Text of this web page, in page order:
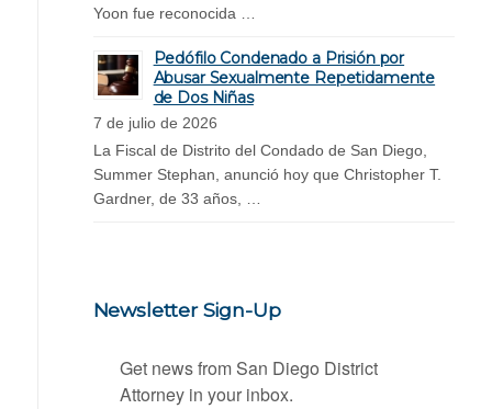
Yoon fue reconocida …
Pedófilo Condenado a Prisión por
Abusar Sexualmente Repetidamente
de Dos Niñas
7 de julio de 2026
La Fiscal de Distrito del Condado de San Diego,
Summer Stephan, anunció hoy que Christopher T.
Gardner, de 33 años, …
Newsletter Sign-Up
Get news from San Diego District
Attorney in your inbox.